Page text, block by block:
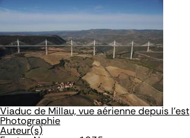
Viaduc de Millau, vue aérienne depuis l'est
Photographie
Auteur(s)